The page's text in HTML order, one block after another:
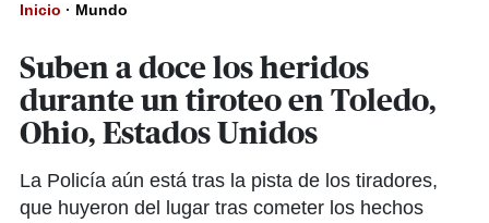
Inicio · Mundo
Suben a doce los heridos
durante un tiroteo en Toledo,
Ohio, Estados Unidos
La Policía aún está tras la pista de los tiradores,
que huyeron del lugar tras cometer los hechos